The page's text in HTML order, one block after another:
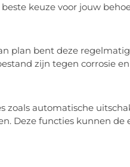
keuze voor jouw
plan bent deze
zijn tegen corrosie
zoals automatische
Deze functies kunnen de